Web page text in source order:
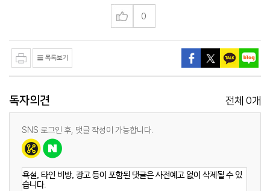
0
독자의견 전체 0개
SNS 로그인 후, 댓글 작성이 가능합니다.